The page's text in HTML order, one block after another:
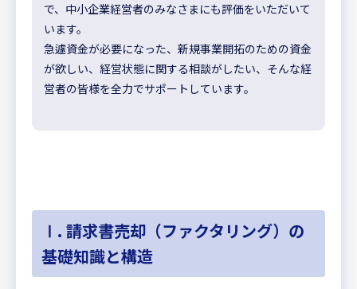
で、中小企業経営者のみなさまにも評価をいただいて
います。
急遽資金が必要になった、新規事業開拓のための資金
が欲しい、経営状態に関する相談がしたい、そんな経
営者の皆様を全力でサポートしています。
Ⅰ. 請求書売却（ファクタリング）の
基礎知識と構造